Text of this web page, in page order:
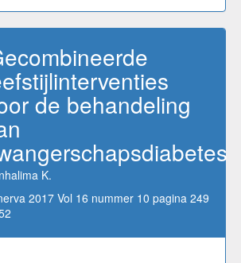
de behandeling
K.
2017 Vol 16 nummer 10 pagina 249